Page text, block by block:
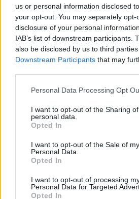
us or personal information disclosed
your opt-out. You may separately
disclosure of your personal
IAB’s list of downstream participants.
also be disclosed by us to third
Downstream Participants that may
Personal Data Processing Opt
I want to opt-out of the Sharing
personal data.
Opted In
I want to opt-out of the Sale of my
Personal Data.
Opted In
I want to opt-out of processing
Personal Data for Targeted
Opted In
Esim for Global
for Turkey|Esim for Germany|
for Asia|Esim for World Cup 2026